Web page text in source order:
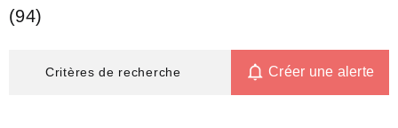
(94)
Critères de recherche Créer une alerte